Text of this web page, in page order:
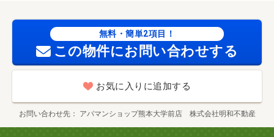
公取協名：（一社） 九州不動産公正取引協議会加盟/カー
ドキー発行料 16500円無料・簡単2項目！
この物件にお問い合わせする
お気に入りに追加する
お問い合わせ先 アパマンショップ熊本大学前店 株式会社明和不動産